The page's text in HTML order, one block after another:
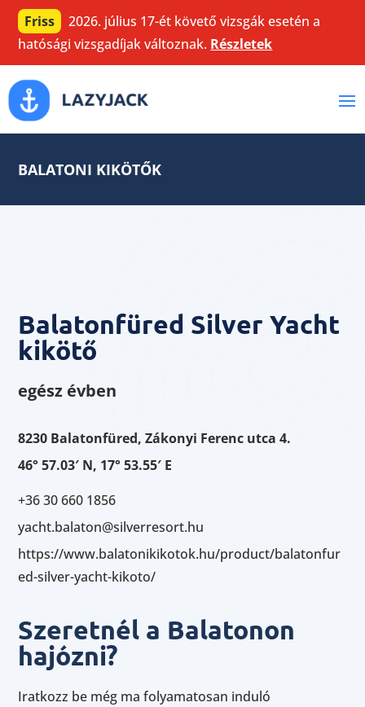
Friss
2026. július 17-ét követő vizsgák esetén a
hatósági vizsgadíjak változnak. Részletek
BALATONI KIKÖTŐK
Balatonfüred Silver Yacht
kikötő
egész évben
8230 Balatonfüred, Zákonyi Ferenc utca 4.
46° 57.03′ N, 17° 53.55′ E
+36 30 660 1856
yacht.balaton@silverresort.hu
https://www.balatonikikotok.hu/product/balatonfur
ed-silver-yacht-kikoto/
Szeretnél a Balatonon
hajózni?
Iratkozz be még ma folyamatosan induló